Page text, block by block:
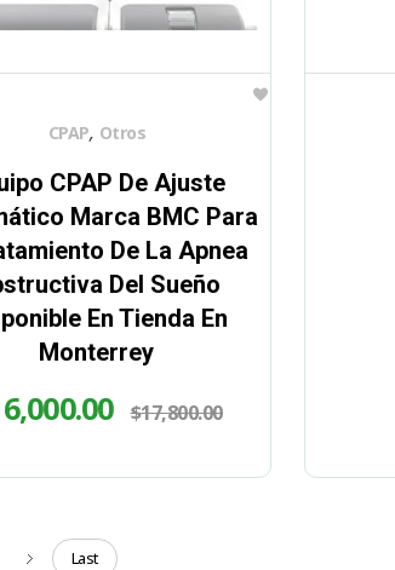
CPAP De Ajuste
Marca BMC Para
De La Apnea
Del Sueño
En Tienda En
Monterrey
$17,800.00
CPAP, Otros
Last